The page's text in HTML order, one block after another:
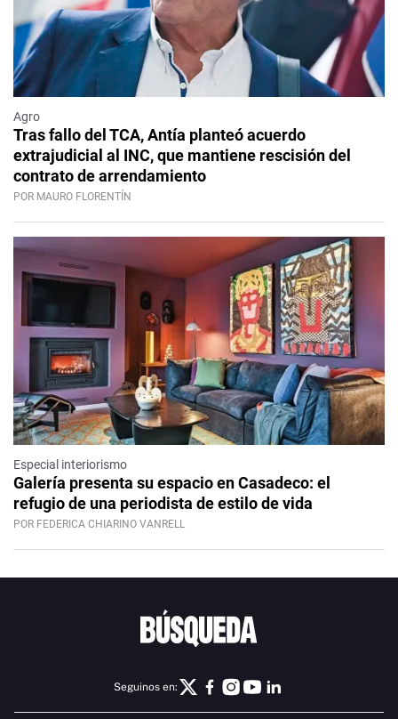
Agro
Tras fallo del TCA, Antía planteó acuerdo
extrajudicial al INC, que mantiene rescisión del
contrato de arrendamiento
POR MAURO FLORENTÍN
Especial interiorismo
Galería presenta su espacio en Casadeco: el
refugio de una periodista de estilo de vida
POR FEDERICA CHIARINO VANRELL
Seguinos en: